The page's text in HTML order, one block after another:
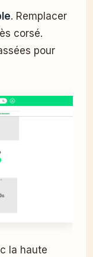
. Remplacer
corsé.
pour
la haute